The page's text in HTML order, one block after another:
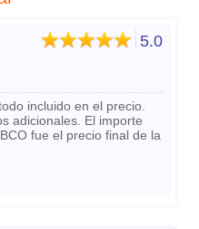
incluido en el precio.
adicionales. El importe
fue el precio final de la
5.0